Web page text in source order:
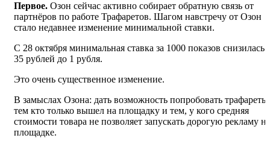
Первое. Озон сейчас активно собирает обратную связь от
партнёров по работе Трафаретов. Шагом навстречу от Озон
стало недавнее изменение минимальной ставки.
С 28 октября минимальная ставка за 1000 показов снизилась
35 рублей до 1 рубля.
Это очень существенное изменение.
В замыслах Озона: дать возможность попробовать трафареты,
тем кто только вышел на площадку и тем, у кого средняя
стоимости товара не позволяет запускать дорогую рекламу на
площадке.